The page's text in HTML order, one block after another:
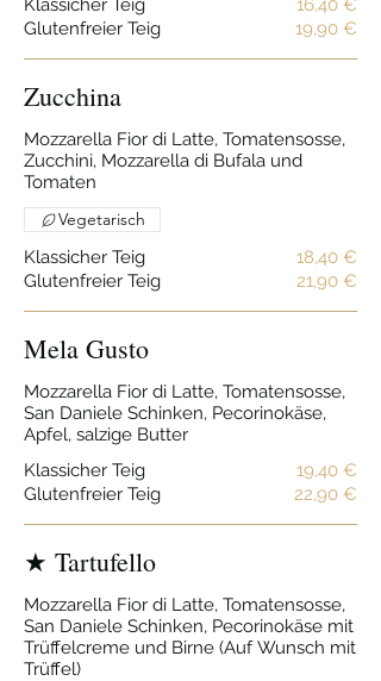
Klassicher Teig
16,40 €
Glutenfreier Teig
19,90 €
Zucchina
Mozzarella Fior di Latte, Tomatensosse,
Zucchini, Mozzarella di Bufala und
Tomaten
Klassicher Teig
18,40 €
Glutenfreier Teig
21,90 €
Vegetarisch
Mela Gusto
Mozzarella Fior di Latte, Tomatensosse,
San Daniele Schinken, Pecorinokäse,
Apfel, salzige Butter
Klassicher Teig
19,40 €
Glutenfreier Teig
22,90 €
★ Tartufello
Mozzarella Fior di Latte, Tomatensosse,
San Daniele Schinken, Pecorinokäse mit
Trüffelcreme und Birne (Auf Wunsch mit
Trüffel)